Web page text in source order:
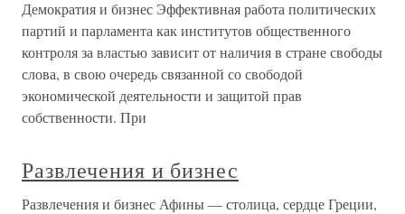
Демократия и бизнес Эффективная работа политических
партий и парламента как институтов общественного
контроля за властью зависит от наличия в стране свободы
слова, в свою очередь связанной со свободой
экономической деятельности и защитой прав
собственности. При
Развлечения и бизнес
Развлечения и бизнес Афины — столица, сердце Греции,